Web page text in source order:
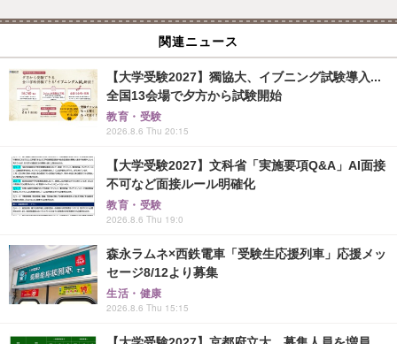
関連ニュース
【大学受験2027】獨協大、イブニング試験導入...
全国13会場で夕方から試験開始
教育・受験
2026.8.6 Thu 20:15
【大学受験2027】文科省「実施要項Q&A」AI面接
不可など面接ルール明確化
教育・受験
2026.8.6 Thu 19:0
森永ラムネ×西鉄電車「受験生応援列車」応援メッ
セージ8/12より募集
生活・健康
2026.8.6 Thu 15:15